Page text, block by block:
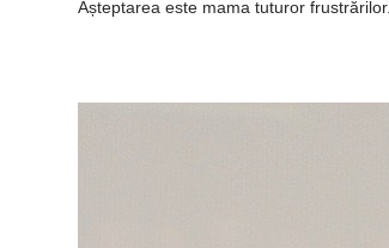
Așteptarea este mama tuturor frustrărilor.